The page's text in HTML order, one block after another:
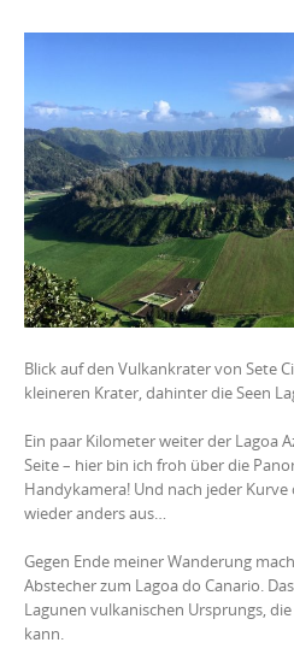
Blick auf den Vulkankrater von Sete
kleineren Krater, dahinter die Seen
Ein paar Kilometer weiter der Lagoa
Seite – hier bin ich froh über die
Handykamera! Und nach jeder
wieder anders aus…
Gegen Ende meiner Wanderung
Abstecher zum Lagoa do Canario.
Lagunen vulkanischen Ursprungs,
kann.